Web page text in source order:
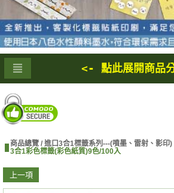
<- 點此展開商品
商品總覽 / 進口3合1標籤系列---(噴墨、雷射、影印)
3合1彩色標籤(彩色紙質)9色/100入
上一項